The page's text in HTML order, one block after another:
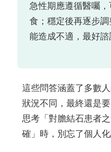
急性期應遵循醫囑
食；穩定後再逐步
能造成不適，最好諮
這些問答涵蓋了多數
狀況不同，最終還是
思考「對膽結石患者
確」時，別忘了個人化